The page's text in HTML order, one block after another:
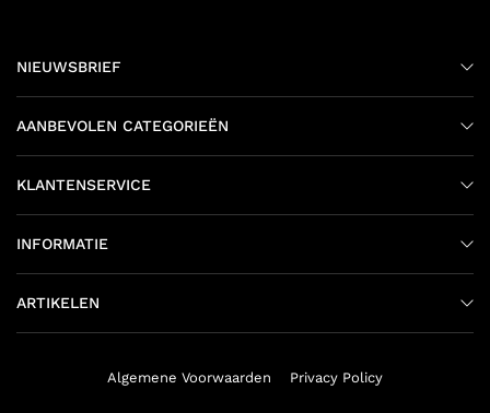
NIEUWSBRIEF
AANBEVOLEN CATEGORIEËN
KLANTENSERVICE
INFORMATIE
ARTIKELEN
Algemene Voorwaarden Privacy Policy